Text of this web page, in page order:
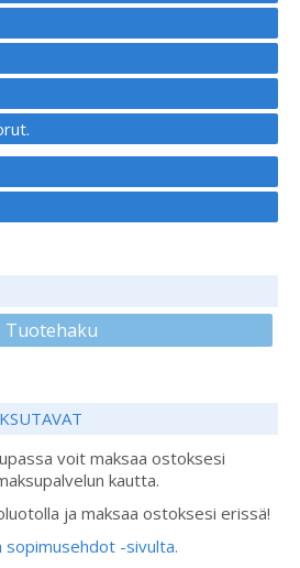
Tuotehaku
voit maksaa ostoksesi
kautta.
ja maksaa ostoksesi erissä!
sopimusehdot -sivulta.